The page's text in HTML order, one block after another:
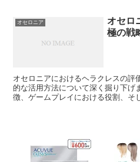
オセロニア
オセロ
極の戦
オセロニアにおけるヘラクレスの評
的な活用方法について深く掘り下げ
徴、ゲームプレイにおける役割、そ